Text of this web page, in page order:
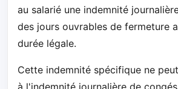
au salarié une indemnité
des jours ouvrables de fermeture
durée légale.
Cette indemnité spécifique ne